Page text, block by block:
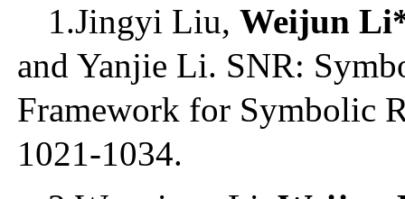
1.Jingyi Liu, Weijun
and Yanjie Li. SNR:
Framework for Symbolic
1021-1034.